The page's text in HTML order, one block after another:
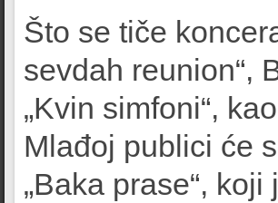
Što se tiče
sevdah reunion“,
„Kvin simfoni“,
Mlađoj publici će
„Baka prase“,